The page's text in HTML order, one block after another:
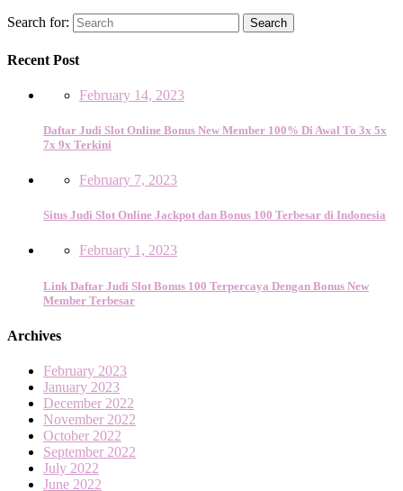
Search for: Search
Recent Post
February 14, 2023
Daftar Judi Slot Online Bonus New Member 100% Di Awal To 3x 5x
7x 9x Terkini
February 7, 2023
Situs Judi Slot Online Jackpot dan Bonus 100 Terbesar di Indonesia
February 1, 2023
Link Daftar Judi Slot Bonus 100 Terpercaya Dengan Bonus New
Member Terbesar
Archives
February 2023
January 2023
December 2022
November 2022
October 2022
September 2022
July 2022
June 2022